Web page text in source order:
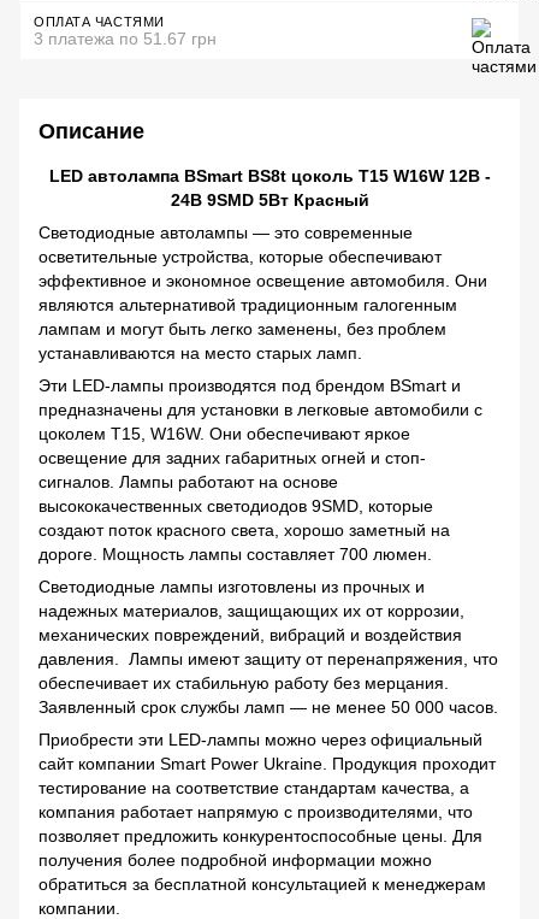
ОПЛАТА ЧАСТЯМИ
3 платежа по 51.67 грн
Описание
LED автолампа BSmart BS8t цоколь T15 W16W 12В -
24В 9SMD 5Вт Красный
Светодиодные автолампы — это современные
осветительные устройства, которые обеспечивают
эффективное и экономное освещение автомобиля. Они
являются альтернативой традиционным галогенным
лампам и могут быть легко заменены, без проблем
устанавливаются на место старых ламп.
Эти LED-лампы производятся под брендом BSmart и
предназначены для установки в легковые автомобили с
цоколем Т15, W16W. Они обеспечивают яркое
освещение для задних габаритных огней и стоп-
сигналов. Лампы работают на основе
высококачественных светодиодов 9SMD , которые
создают поток красного света, хорошо заметный на
дороге. Мощность лампы составляет 700 люмен.
Светодиодные лампы изготовлены из прочных и
надежных материалов, защищающих их от коррозии,
механических повреждений, вибраций и воздействия
давления. Лампы имеют защиту от перенапряжения, что
обеспечивает их стабильную работу без мерцания.
Заявленный срок службы ламп — не менее 50 000 часов.
Приобрести эти LED-лампы можно через официальный
сайт компании Smart Power Ukraine. Продукция проходит
тестирование на соответствие стандартам качества, а
компания работает напрямую с производителями, что
позволяет предложить конкурентоспособные цены. Для
получения более подробной информации можно
обратиться за бесплатной консультацией к менеджерам
компании.